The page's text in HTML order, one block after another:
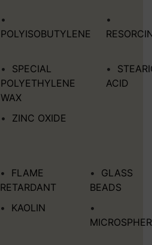
POLYISOBUTYLENE
SPECIAL
POLYETHYLENE
WAX
ACID
ZINC OXIDE
FLAME
RETARDANT
GLASS
BEADS
KAOLIN